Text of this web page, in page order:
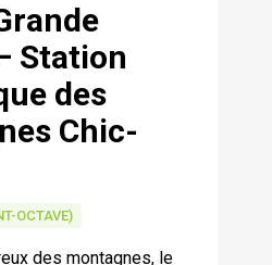
Station
des
Chic-
OCTAVE)
des montagnes, le